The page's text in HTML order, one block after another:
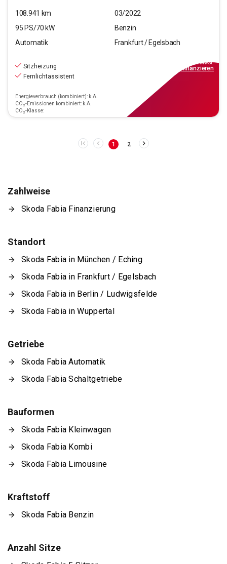
108.941 km
03/2022
95 PS/70 kW
Benzin
Automatik
Frankfurt / Egelsbach
Sitzheizung
Fernlichtassistent
Energieverbrauch (kombiniert): k.A.
CO₂-Emissionen kombiniert: k.A.
CO₂-Klasse:
inkl.MwSt.
finanzieren
1 2
Zahlweise
Skoda Fabia Finanzierung
Standort
Skoda Fabia in München / Eching
Skoda Fabia in Frankfurt / Egelsbach
Skoda Fabia in Berlin / Ludwigsfelde
Skoda Fabia in Wuppertal
Getriebe
Skoda Fabia Automatik
Skoda Fabia Schaltgetriebe
Bauformen
Skoda Fabia Kleinwagen
Skoda Fabia Kombi
Skoda Fabia Limousine
Kraftstoff
Skoda Fabia Benzin
Anzahl Sitze